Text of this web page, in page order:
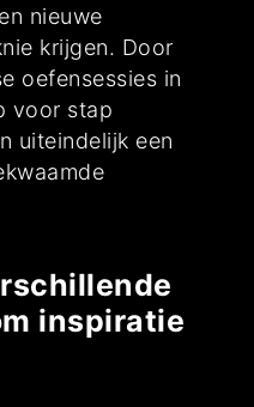
nieuwe
krijgen. Door
oefensessies in
voor stap
uiteindelijk een
inspiratie